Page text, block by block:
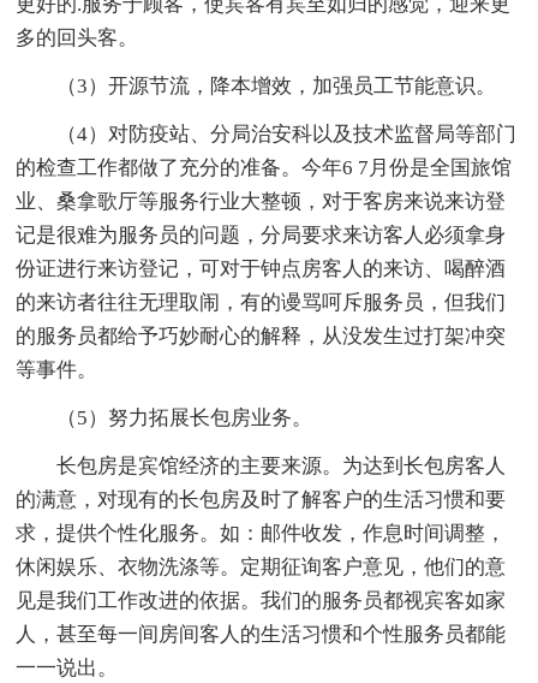
更好的.服务于顾客，使宾客有宾至如归的感觉，迎来更
多的回头客。
（3）开源节流，降本增效，加强员工节能意识。
（4）对防疫站、分局治安科以及技术监督局等部门
的检查工作都做了充分的准备。今年6 7月份是全国旅馆
业、桑拿歌厅等服务行业大整顿，对于客房来说来访登
记是很难为服务员的问题，分局要求来访客人必须拿身
份证进行来访登记，可对于钟点房客人的来访、喝醉酒
的来访者往往无理取闹，有的谩骂呵斥服务员，但我们
的服务员都给予巧妙耐心的解释，从没发生过打架冲突
等事件。
（5）努力拓展长包房业务。
长包房是宾馆经济的主要来源。为达到长包房客人
的满意，对现有的长包房及时了解客户的生活习惯和要
求，提供个性化服务。如：邮件收发，作息时间调整，
休闲娱乐、衣物洗涤等。定期征询客户意见，他们的意
见是我们工作改进的依据。我们的服务员都视宾客如家
人，甚至每一间房间客人的生活习惯和个性服务员都能
一一说出。